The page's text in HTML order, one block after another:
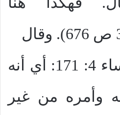
في تفسير النساء 4: 171: أي أنه
وأمره من غير